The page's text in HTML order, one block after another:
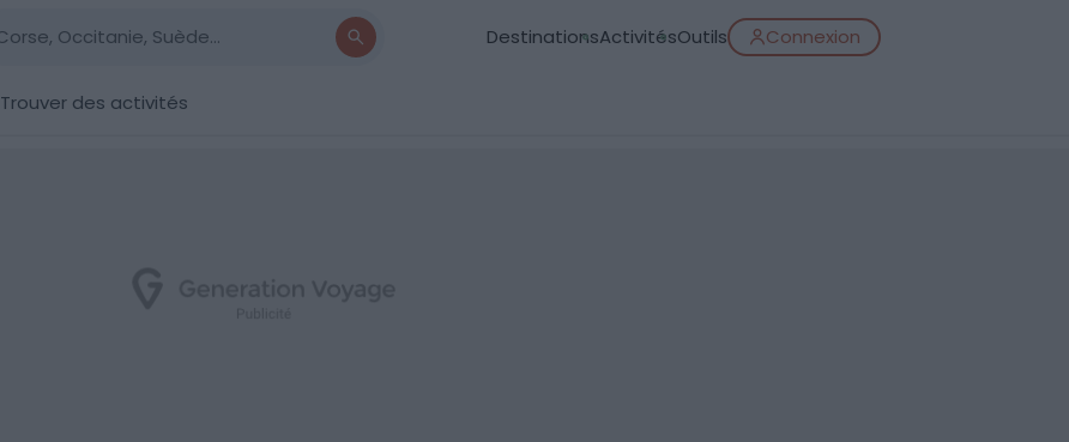
DestinationsActivitésOutils Connexion
Trouver des activités